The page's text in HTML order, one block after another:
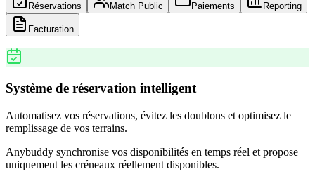
Réservations Match Public Paiements Reporting
Facturation
Système de réservation intelligent
Automatisez vos réservations, évitez les doublons et optimisez le
remplissage de vos terrains.
Anybuddy synchronise vos disponibilités en temps réel et propose
uniquement les créneaux réellement disponibles.